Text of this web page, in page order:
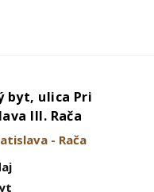
byt, ulica Pri
III. Rača
- Rača